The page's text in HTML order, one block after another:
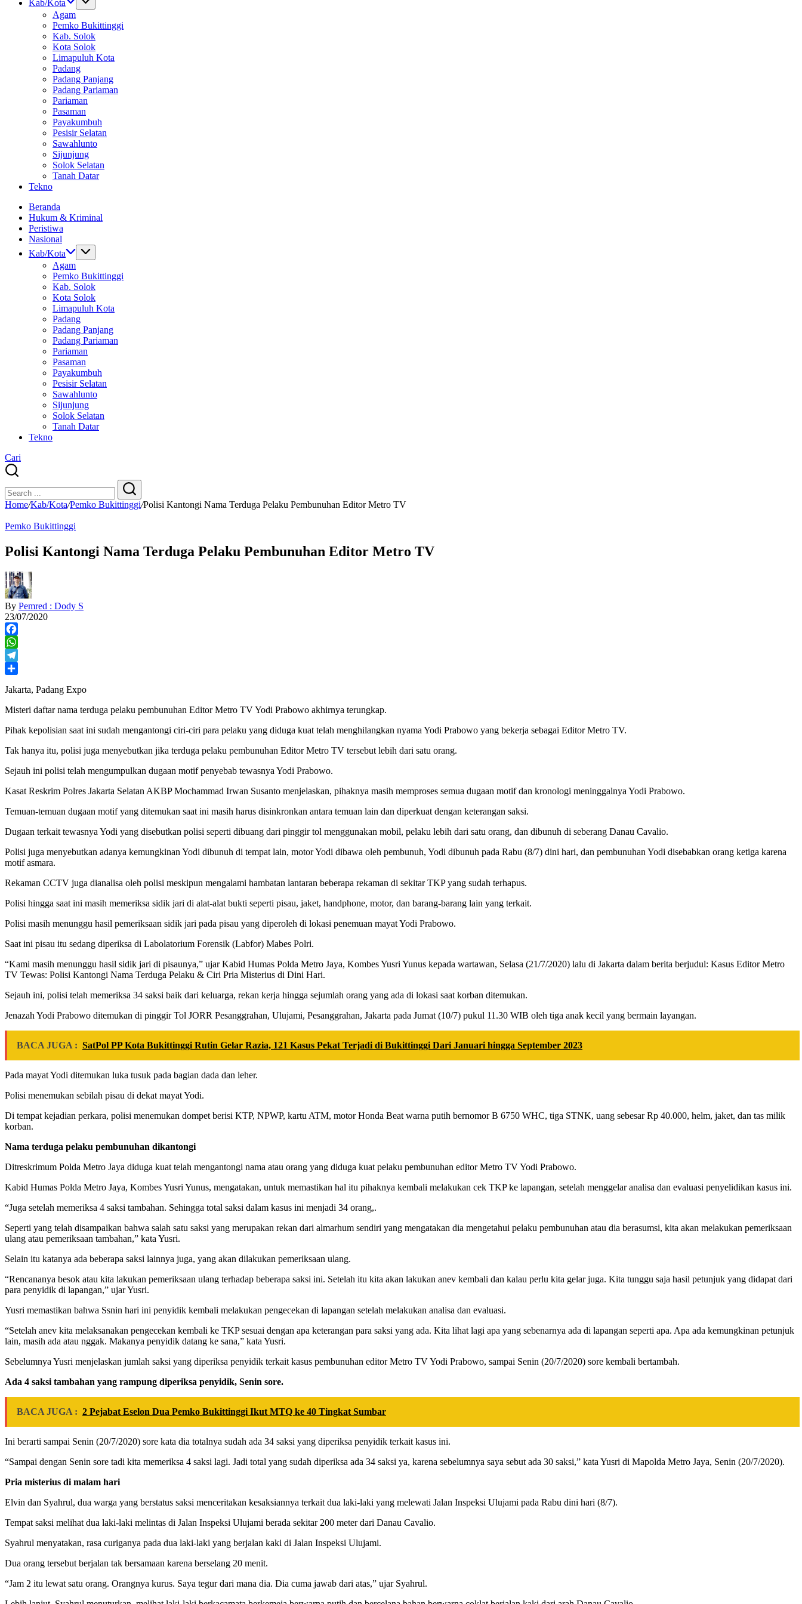
Kab/Kota
Agam
Pemko Bukittinggi
Kab. Solok
Kota Solok
Limapuluh Kota
Padang
Padang Panjang
Padang Pariaman
Pariaman
Pasaman
Payakumbuh
Pesisir Selatan
Sawahlunto
Sijunjung
Solok Selatan
Tanah Datar
Tekno
Beranda
Hukum & Kriminal
Peristiwa
Nasional
Kab/Kota
Agam
Pemko Bukittinggi
Kab. Solok
Kota Solok
Limapuluh Kota
Padang
Padang Panjang
Padang Pariaman
Pariaman
Pasaman
Payakumbuh
Pesisir Selatan
Sawahlunto
Sijunjung
Solok Selatan
Tanah Datar
Tekno
Cari
Search
Search
Home/Kab/Kota/Pemko Bukittinggi/Polisi Kantongi Nama Terduga Pelaku Pembunuhan Editor Metro TV
Pemko Bukittinggi
Polisi Kantongi Nama Terduga Pelaku Pembunuhan Editor Metro TV
By Pemred : Dody S
23/07/2020
Facebook
WhatsApp
Telegram
Jakarta, Padang Expo
Misteri daftar nama terduga pelaku pembunuhan Editor Metro TV Yodi Prabowo akhirnya terungkap.
Pihak kepolisian saat ini sudah mengantongi ciri-ciri para pelaku yang diduga kuat telah menghilangkan nyama Yodi Prabowo yang bekerja sebagai Editor Metro TV.
Tak hanya itu, polisi juga menyebutkan jika terduga pelaku pembunuhan Editor Metro TV tersebut lebih dari satu orang.
Sejauh ini polisi telah mengumpulkan dugaan motif penyebab tewasnya Yodi Prabowo.
Kasat Reskrim Polres Jakarta Selatan AKBP Mochammad Irwan Susanto menjelaskan, pihaknya masih memproses semua dugaan motif dan kronologi meninggalnya Yodi Prabowo.
Temuan-temuan dugaan motif yang ditemukan saat ini masih harus disinkronkan antara temuan lain dan diperkuat dengan keterangan saksi.
Dugaan terkait tewasnya Yodi yang disebutkan polisi seperti dibuang dari pinggir tol menggunakan mobil, pelaku lebih dari satu orang, dan dibunuh di seberang Danau Cavalio.
Polisi juga menyebutkan adanya kemungkinan Yodi dibunuh di tempat lain, motor Yodi dibawa oleh pembunuh, Yodi dibunuh pada Rabu (8/7) dini hari, dan pembunuhan Yodi disebabkan orang ketiga karena
motif asmara.
Rekaman CCTV juga dianalisa oleh polisi meskipun mengalami hambatan lantaran beberapa rekaman di sekitar TKP yang sudah terhapus.
Polisi hingga saat ini masih memeriksa sidik jari di alat-alat bukti seperti pisau, jaket, handphone, motor, dan barang-barang lain yang terkait.
Polisi masih menunggu hasil pemeriksaan sidik jari pada pisau yang diperoleh di lokasi penemuan mayat Yodi Prabowo.
Saat ini pisau itu sedang diperiksa di Labolatorium Forensik (Labfor) Mabes Polri.
“Kami masih menunggu hasil sidik jari di pisaunya,” ujar Kabid Humas Polda Metro Jaya, Kombes Yusri Yunus kepada wartawan, Selasa (21/7/2020) lalu di Jakarta dalam berita berjudul: Kasus Editor Metro
TV Tewas: Polisi Kantongi Nama Terduga Pelaku & Ciri Pria Misterius di Dini Hari.
Sejauh ini, polisi telah memeriksa 34 saksi baik dari keluarga, rekan kerja hingga sejumlah orang yang ada di lokasi saat korban ditemukan.
Jenazah Yodi Prabowo ditemukan di pinggir Tol JORR Pesanggrahan, Ulujami, Pesanggrahan, Jakarta pada Jumat (10/7) pukul 11.30 WIB oleh tiga anak kecil yang bermain layangan.
BACA JUGA : SatPol PP Kota Bukittinggi Rutin Gelar Razia, 121 Kasus Pekat Terjadi di Bukittinggi Dari Januari hingga September 2023
Pada mayat Yodi ditemukan luka tusuk pada bagian dada dan leher.
Polisi menemukan sebilah pisau di dekat mayat Yodi.
Di tempat kejadian perkara, polisi menemukan dompet berisi KTP, NPWP, kartu ATM, motor Honda Beat warna putih bernomor B 6750 WHC, tiga STNK, uang sebesar Rp 40.000, helm, jaket, dan tas milik
korban.
Nama terduga pelaku pembunuhan dikantongi
Ditreskrimum Polda Metro Jaya diduga kuat telah mengantongi nama atau orang yang diduga kuat pelaku pembunuhan editor Metro TV Yodi Prabowo.
Kabid Humas Polda Metro Jaya, Kombes Yusri Yunus, mengatakan, untuk memastikan hal itu pihaknya kembali melakukan cek TKP ke lapangan, setelah menggelar analisa dan evaluasi penyelidikan kasus ini.
“Juga setelah memeriksa 4 saksi tambahan. Sehingga total saksi dalam kasus ini menjadi 34 orang,.
Seperti yang telah disampaikan bahwa salah satu saksi yang merupakan rekan dari almarhum sendiri yang mengatakan dia mengetahui pelaku pembunuhan atau dia berasumsi, kita akan melakukan pemeriksaan
ulang atau pemeriksaan tambahan,” kata Yusri.
Selain itu katanya ada beberapa saksi lainnya juga, yang akan dilakukan pemeriksaan ulang.
“Rencananya besok atau kita lakukan pemeriksaan ulang terhadap beberapa saksi ini. Setelah itu kita akan lakukan anev kembali dan kalau perlu kita gelar juga. Kita tunggu saja hasil petunjuk yang didapat dari
para penyidik di lapangan,” ujar Yusri.
Yusri memastikan bahwa Ssnin hari ini penyidik kembali melakukan pengecekan di lapangan setelah melakukan analisa dan evaluasi.
“Setelah anev kita melaksanakan pengecekan kembali ke TKP sesuai dengan apa keterangan para saksi yang ada. Kita lihat lagi apa yang sebenarnya ada di lapangan seperti apa. Apa ada kemungkinan petunjuk
lain, masih ada atau nggak. Makanya penyidik datang ke sana,” kata Yusri.
Sebelumnya Yusri menjelaskan jumlah saksi yang diperiksa penyidik terkait kasus pembunuhan editor Metro TV Yodi Prabowo, sampai Senin (20/7/2020) sore kembali bertambah.
Ada 4 saksi tambahan yang rampung diperiksa penyidik, Senin sore.
BACA JUGA : 2 Pejabat Eselon Dua Pemko Bukittinggi Ikut MTQ ke 40 Tingkat Sumbar
Ini berarti sampai Senin (20/7/2020) sore kata dia totalnya sudah ada 34 saksi yang diperiksa penyidik terkait kasus ini.
“Sampai dengan Senin sore tadi kita memeriksa 4 saksi lagi. Jadi total yang sudah diperiksa ada 34 saksi ya, karena sebelumnya saya sebut ada 30 saksi,” kata Yusri di Mapolda Metro Jaya, Senin (20/7/2020).
Pria misterius di malam hari
Elvin dan Syahrul, dua warga yang berstatus saksi menceritakan kesaksiannya terkait dua laki-laki yang melewati Jalan Inspeksi Ulujami pada Rabu dini hari (8/7).
Tempat saksi melihat dua laki-laki melintas di Jalan Inspeksi Ulujami berada sekitar 200 meter dari Danau Cavalio.
Syahrul menyatakan, rasa curiganya pada dua laki-laki yang berjalan kaki di Jalan Inspeksi Ulujami.
Dua orang tersebut berjalan tak bersamaan karena berselang 20 menit.
“Jam 2 itu lewat satu orang. Orangnya kurus. Saya tegur dari mana dia. Dia cuma jawab dari atas,” ujar Syahrul.